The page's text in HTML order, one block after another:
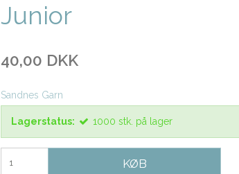
Junior
40,00 DKK
Sandnes Garn
Lagerstatus: 1000 stk. på lager
KØB